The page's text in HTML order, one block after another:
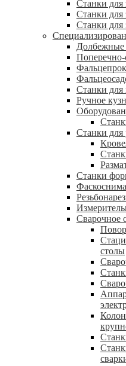
Станки для
Станки для
Станки для
Долбежные
Поперечно-
Станки для
Ручное
Станки для
Станки
Сварочное
столы